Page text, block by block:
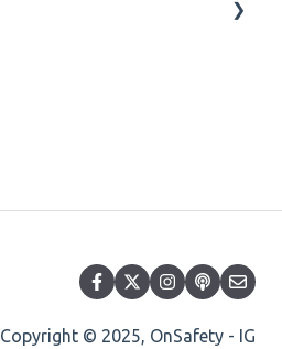
Copyright © 2025, OnSafety - IG